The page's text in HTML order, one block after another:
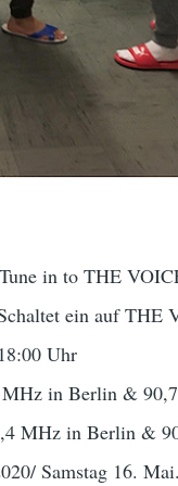
in to THE
ein auf
Uhr
in Berlin &
MHz in Berlin &
Samstag 16.